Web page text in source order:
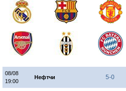
08/08
19:00
Нефтчи 5-0